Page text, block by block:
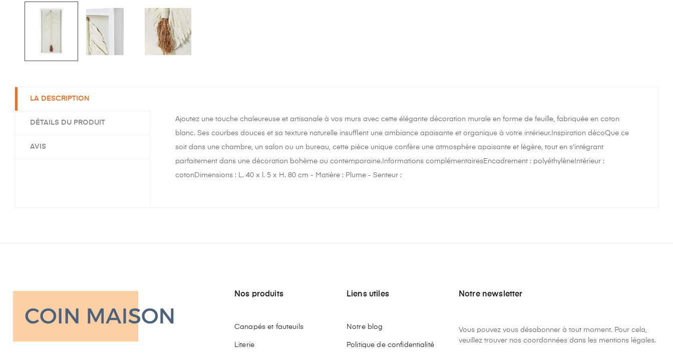
LA DESCRIPTION
DÉTAILS DU PRODUIT
AVIS
Ajoutez une touche chaleureuse et artisanale à vos murs avec cette élégante décoration murale en forme de feuille, fabriquée en coton
blanc. Ses courbes douces et sa texture naturelle insufflent une ambiance apaisante et organique à votre intérieur.Inspiration décoQue ce
soit dans une chambre, un salon ou un bureau, cette pièce unique confère une atmosphère apaisante et légère, tout en s'intégrant
parfaitement dans une décoration bohème ou contemporaine.Informations complémentairesEncadrement : polyéthylèneIntérieur :
cotonDimensions : L. 40 x l. 5 x H. 80 cm - Matière : Plume - Senteur :
Nos produits
Canapés et fauteuils
Literie
Liens utiles
Notre blog
Politique de confidentialité
Notre newsletter
Vous pouvez vous désabonner à tout moment. Pour cela,
veuillez trouver nos coordonnées dans les mentions légales.